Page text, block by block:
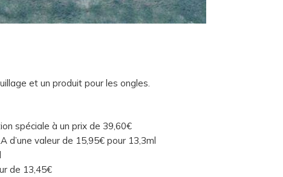
et un produit pour les ongles.
spéciale à un prix de 39,60€
d’une valeur de 15,95€ pour 13,3ml
de 13,45€